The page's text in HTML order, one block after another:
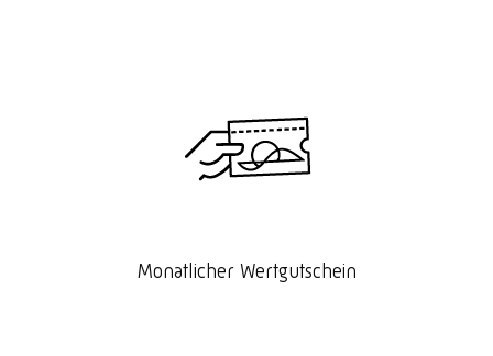
Monatlicher Wertgutschein